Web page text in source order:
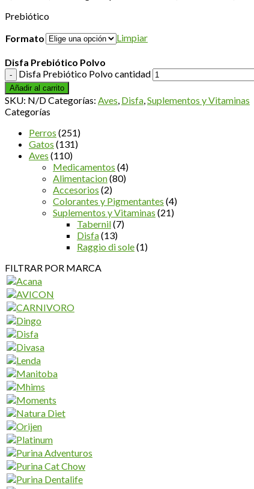
Prebiótico
Formato
Limpiar
Disfa Prebiótico Polvo
Disfa Prebiótico Polvo cantidad
Añadir al carrito
SKU: N/DCategorías: Aves, Disfa,Suplementos y Vitaminas
Categorías
Perros (251)
Gatos (131)
Aves (110)
Medicamentos (4)
Alimentacion(80)
Accesorios (2)
Colorantes y Pigmentantes (4)
Suplementos y Vitaminas (21)
Tabernil(7)
Disfa(13)
Raggio di sole(1)
FILTRAR POR MARCA